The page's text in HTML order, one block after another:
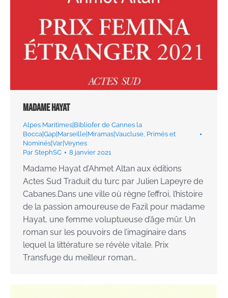
Madame Hayat
Alpes Maritimes|Bibliofer de Cannes la
Bocca|Gap|Marseille|Miramas|Vaucluse, Primés et
Nominés|Var|Veynes
Par StephSC 8 janvier 2021
Madame Hayat d’Ahmet Altan aux éditions
Actes Sud Traduit du turc par Julien Lapeyre de
Cabanes.Dans une ville où règne l’effroi, l’histoire
de la passion amoureuse de Fazil pour madame
Hayat, une femme voluptueuse d’âge mûr. Un
roman sur les pouvoirs de l’imaginaire dans
lequel la littérature se révèle vitale. Prix
Transfuge du meilleur roman…